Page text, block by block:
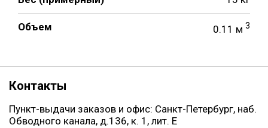
Объем 0.11 м 3
Контакты
Пункт-выдачи заказов и офис: Санкт-Петербург, наб.
Обводного канала, д.136, к. 1, лит. Е